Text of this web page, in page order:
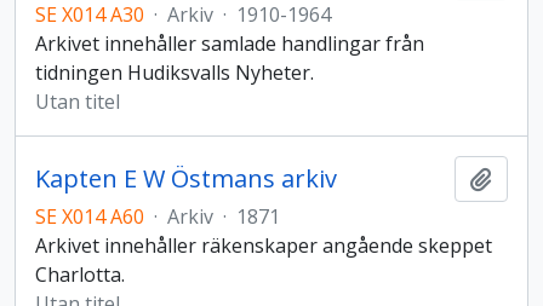
SE X014 A30 · Arkiv · 1910-1964
Arkivet innehåller samlade handlingar från
tidningen Hudiksvalls Nyheter.
Utan titel
Kapten E W Östmans arkiv
SE X014 A60 · Arkiv · 1871
Arkivet innehåller räkenskaper angående skeppet
Charlotta.